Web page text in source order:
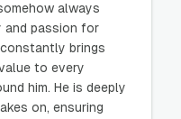
always
and passion for
brings
to every
him. He is deeply
on, ensuring